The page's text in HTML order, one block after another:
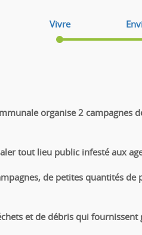
Vivre
organise 2 campagnes
tout lieu public infesté aux
de petites quantités
et de débris qui